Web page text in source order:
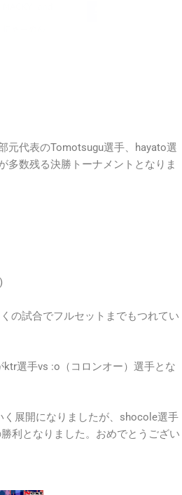
元代表のTomotsugu選手、hayato選
数残る決勝トーナメントとなりま
の試合でフルセットまでもつれてい
選手vs :o（コロンオー）選手とな
展開になりましたが、shocole選手
利となりました。おめでとうござい